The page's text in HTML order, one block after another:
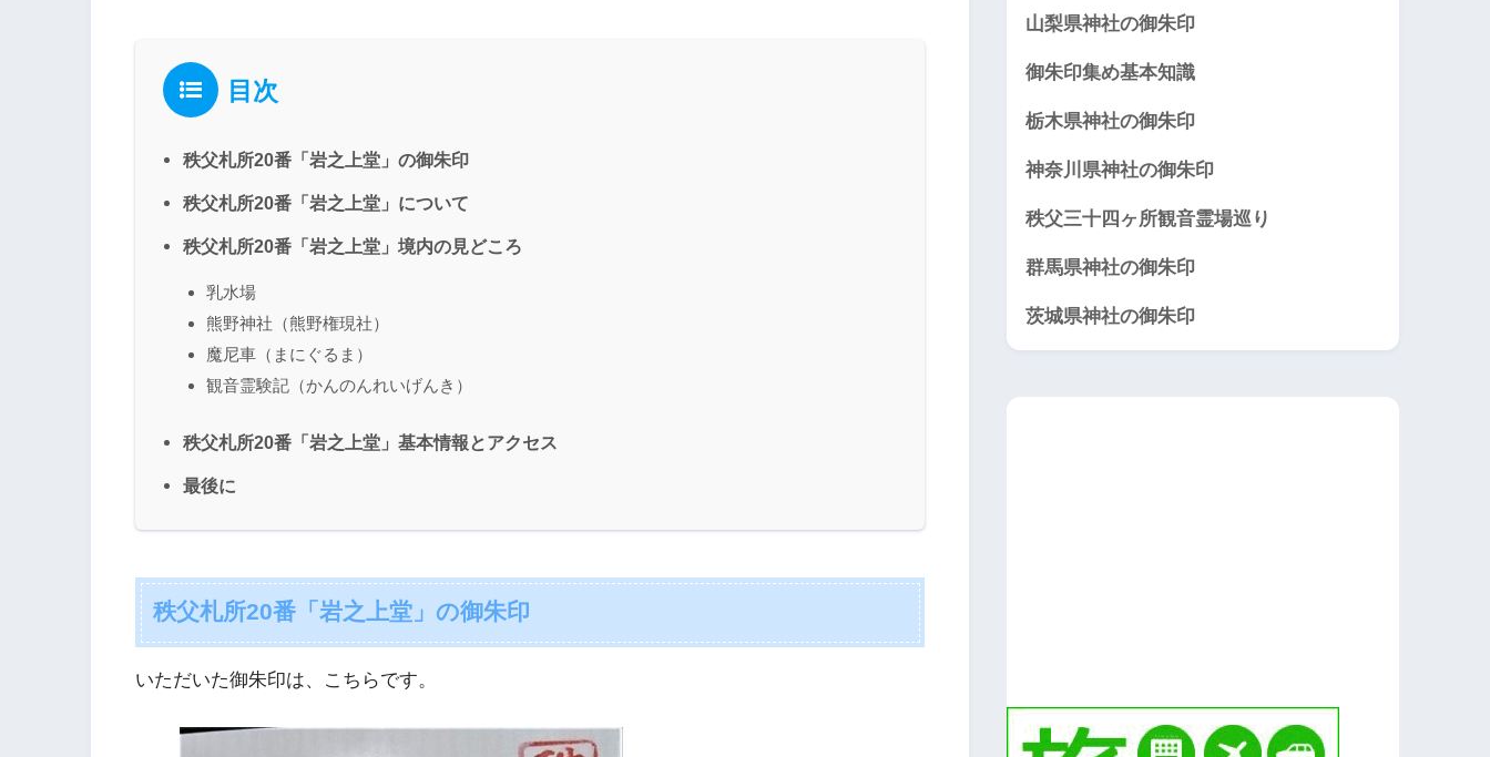
目次
秩父札所20番「岩之上堂」の御朱印
秩父札所20番「岩之上堂」について
秩父札所20番「岩之上堂」境内の見どころ
乳水場
熊野神社（熊野権現社）
魔尼車（まにぐるま）
観音霊験記（かんのんれいげんき）
秩父札所20番「岩之上堂」基本情報とアクセス
最後に
秩父札所20番「岩之上堂」の御朱印
いただいた御朱印は、こちらです。
山梨県神社の御朱印
御朱印集め基本知識
栃木県神社の御朱印
神奈川県神社の御朱印
秩父三十四ヶ所観音霊場巡り
群馬県神社の御朱印
茨城県神社の御朱印